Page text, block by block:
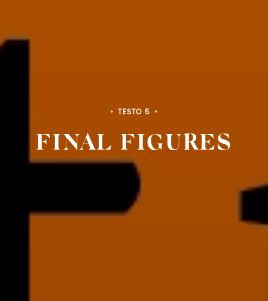
TESTO 5
FINAL FIGURES